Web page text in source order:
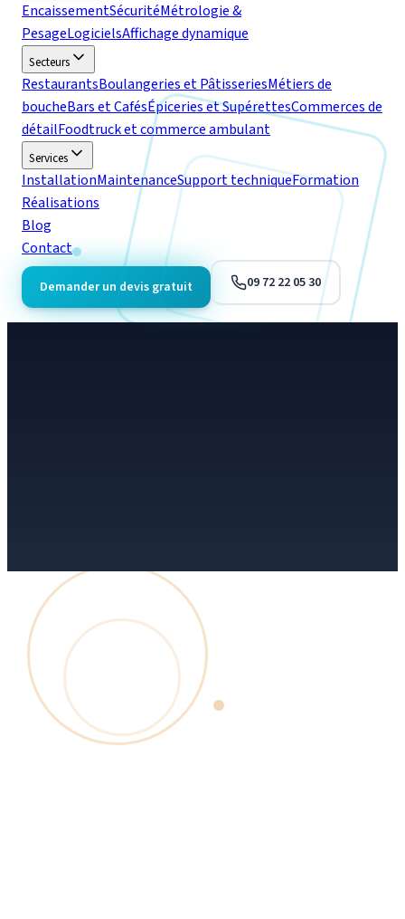
EncaissementSécuritéMétrologie &
PesageLogicielsAffichage dynamique
Secteurs
RestaurantsBoulangeries et PâtisseriesMétiers de
boucheBars et CafésÉpiceries et SupérettesCommerces de
détailFoodtruck et commerce ambulant
Services
InstallationMaintenanceSupport techniqueFormation
Réalisations
Blog
Contact
Demander un devis gratuit 09 72 22 05 30
Tous Guide d'achat
Sécurité commerce
Canon à fumée anti-cambriolage
Guide métier
Canon à fumée anti-cambriolage :